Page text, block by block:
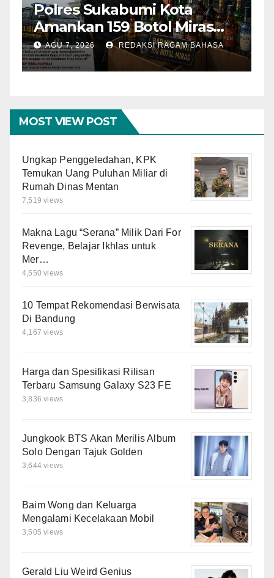
Polres Sukabumi Kota
Amankan 159 Botol Miras
Ilegal dari Tiga Lokasi dalam
Operasi Penyakit
AGU 7, 2026 REDAKSI RAGAM BAHASA
MOST VIEW POST
Ungkap Penggeledahan, KPK
Temukan Uang Puluhan Miliar di
Rumah Dinas Mentan
7,519 views
Makna Lagu “Serana” Milik Dari For
Revenge, Belajar Ikhlas untuk
Mer…
4,550 views
10 Tempat Rekomendasi Berwisata
Di Bandung
4,167 views
Harga dan Spesifikasi Rilisan
Terbaru Samsung Galaxy S23 FE
3,836 views
Jungkook BTS Akan Merilis Album
Solo Dengan Tajuk Golden
3,644 views
Baim Wong dan Keluarga
Mengalami Kecelakaan Mobil
3,505 views
Gerald Liu Weird Genius